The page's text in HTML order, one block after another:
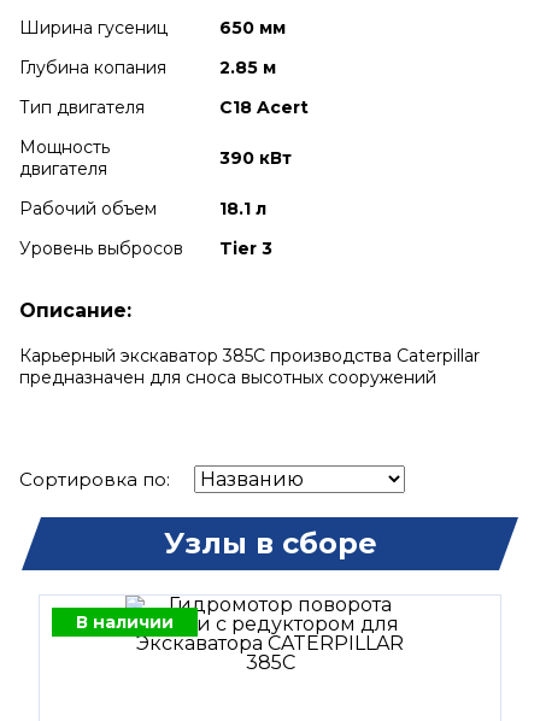
Ширина гусениц
650 мм
Глубина копания
2.85 м
Тип двигателя
C18 Acert
Мощность
двигателя
390 кВт
Рабочий объем
18.1 л
Уровень выбросов
Tier 3
Описание:
Карьерный экскаватор 385С производства Caterpillar
предназначен для сноса высотных сооружений
Сортировка по:
Узлы в сборе
В наличии